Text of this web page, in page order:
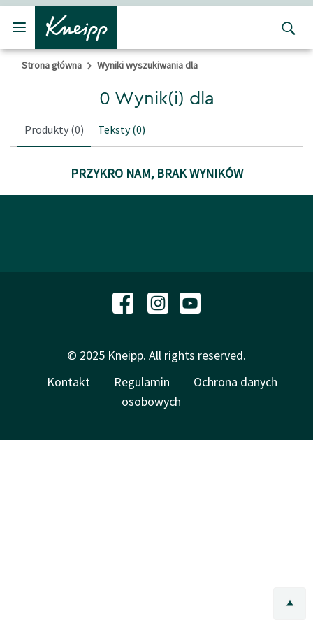
Przejdź do głównego menu
Przejdź do stopki
Strona główna Wyniki wyszukiwania dla
0 Wynik(i) dla
Produkty (0) Teksty(0)
PRZYKRO NAM, BRAK WYNIKÓW
© 2025 Kneipp. All rights reserved.
Kontakt
Regulamin
Ochrona danych
osobowych